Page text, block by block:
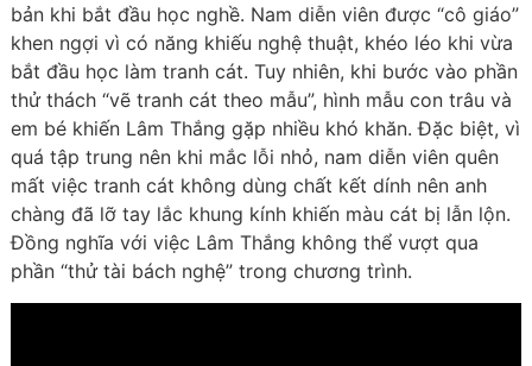
bản khi bắt đầu học nghề. Nam diễn viên được “cô giáo”
khen ngợi vì có năng khiếu nghệ thuật, khéo léo khi vừa
bắt đầu học làm tranh cát. Tuy nhiên, khi bước vào phần
thử thách “vẽ tranh cát theo mẫu”, hình mẫu con trâu và
em bé khiến Lâm Thắng gặp nhiều khó khăn. Đặc biệt, vì
quá tập trung nên khi mắc lỗi nhỏ, nam diễn viên quên
mất việc tranh cát không dùng chất kết dính nên anh
chàng đã lỡ tay lắc khung kính khiến màu cát bị lẫn lộn.
Đồng nghĩa với việc Lâm Thắng không thể vượt qua
phần “thử tài bách nghệ” trong chương trình.